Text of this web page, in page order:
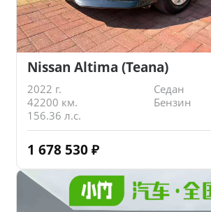
Nissan Altima (Teana)
2022 г.
Седан
42200 км.
Бензин
156.36 л.с.
1 678 530 ₽